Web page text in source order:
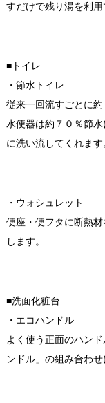
すだけで残り湯を利用
■トイレ
・節水トイレ
従来一回流すごとに
水便器は約７０％節
に洗い流してくれます
・ウォシュレット
便座・便フタに断熱
します。
■洗面化粧台
・エコハンドル
よく使う正面のハン
ンドル」の組み合わ